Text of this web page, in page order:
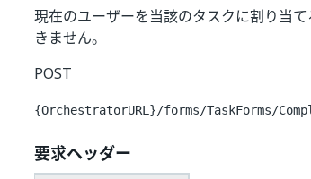
現在のユーザーを当該のタスクに割り当
きません。
POST
{OrchestratorURL}/forms/TaskForms/
要求ヘッダー